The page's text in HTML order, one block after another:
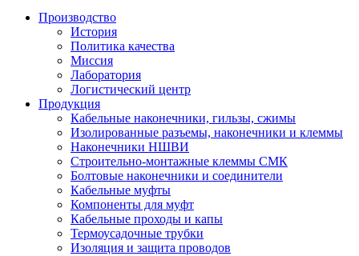
Производство
История
Политика качества
Миссия
Лаборатория
Логистический центр
Продукция
Кабельные наконечники, гильзы, сжимы
Изолированные разъемы, наконечники и клеммы
Наконечники НШВИ
Строительно-монтажные клеммы СМК
Болтовые наконечники и соединители
Кабельные муфты
Компоненты для муфт
Кабельные проходы и капы
Термоусадочные трубки
Изоляция и защита проводов